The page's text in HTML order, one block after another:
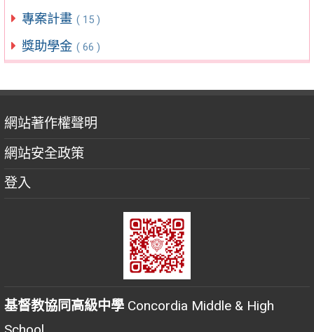
專案計畫 ( 15 )
獎助學金 ( 66 )
網站著作權聲明
網站安全政策
登入
基督教協同高級中學 Concordia Middle & High